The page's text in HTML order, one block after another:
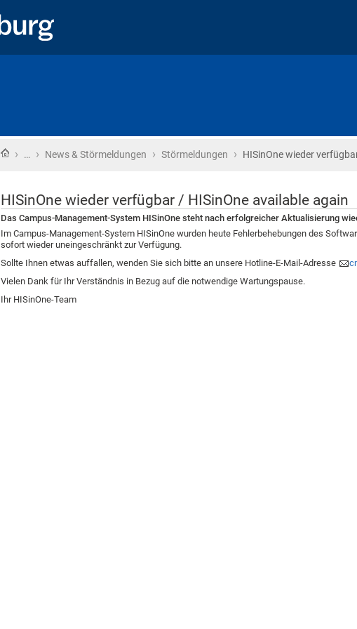
Startseite
› … › News & Störmeldungen › Störmeldungen › HISinOne wieder
HISinOne wieder verfügbar / HISinOne available again
Das Campus-Management-System HISinOne steht nach erfolgreicher Aktualisierung
Im Campus-Management-System HISinOne wurden heute Fehlerbehebungen des
sofort wieder uneingeschränkt zur Verfügung.
Sollte Ihnen etwas auffallen, wenden Sie sich bitte an unsere Hotline-E-Mail-Adresse
Vielen Dank für Ihr Verständnis in Bezug auf die notwendige Wartungspause.
Ihr HISinOne-Team